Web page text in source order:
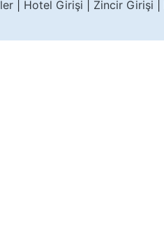
Hotel Girişi Zincir Girişi